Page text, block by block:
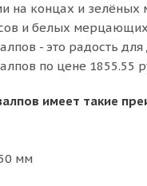
на концах и
и белых мерцающих
- это радость
по цене 1855.55
имеет такие
мм